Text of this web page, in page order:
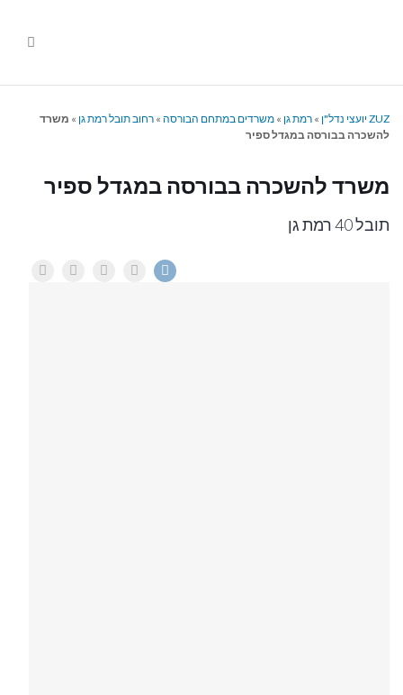
ZUZ יועצי נדל"ן » רמת גן » משרדים במתחם הבורסה » רחוב תובל רמת גן » משרד
להשכרה בבורסה במגדל ספיר
משרד להשכרה בבורסה במגדל ספיר
תובל 40 רמת גן